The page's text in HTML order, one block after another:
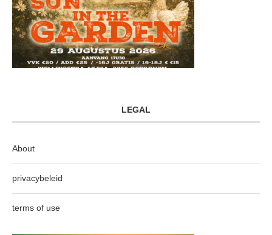
LEGAL
About
privacybeleid
terms of use